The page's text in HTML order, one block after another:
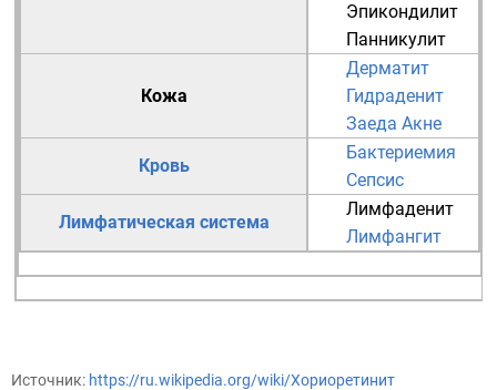
Эпикондилит
Панникулит
Кожа
Дерматит
Гидраденит
Заеда Акне
Кровь
Бактериемия
Сепсис
Лимфатическая система
Лимфаденит
Лимфангит
Источник: https://ru.wikipedia.org/wiki/Хориоретинит